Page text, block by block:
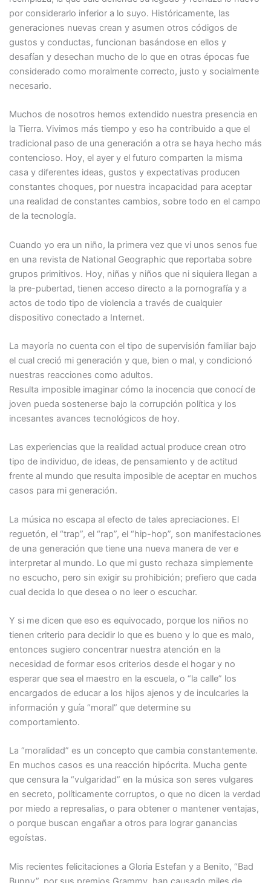
por considerarlo inferior a lo suyo. Históricamente, las
generaciones nuevas crean y asumen otros códigos de
gustos y conductas, funcionan basándose en ellos y
desafían y desechan mucho de lo que en otras épocas fue
considerado como moralmente correcto, justo y socialmente
necesario.
Muchos de nosotros hemos extendido nuestra presencia en
la Tierra. Vivimos más tiempo y eso ha contribuido a que el
tradicional paso de una generación a otra se haya hecho más
contencioso. Hoy, el ayer y el futuro comparten la misma
casa y diferentes ideas, gustos y expectativas producen
constantes choques, por nuestra incapacidad para aceptar
una realidad de constantes cambios, sobre todo en el campo
de la tecnología.
Cuando yo era un niño, la primera vez que vi unos senos fue
en una revista de National Geographic que reportaba sobre
grupos primitivos. Hoy, niñas y niños que ni siquiera llegan a
la pre-pubertad, tienen acceso directo a la pornografía y a
actos de todo tipo de violencia a través de cualquier
dispositivo conectado a Internet.
La mayoría no cuenta con el tipo de supervisión familiar bajo
el cual creció mi generación y que, bien o mal, y condicionó
nuestras reacciones como adultos.
Resulta imposible imaginar cómo la inocencia que conocí de
joven pueda sostenerse bajo la corrupción política y los
incesantes avances tecnológicos de hoy.
Las experiencias que la realidad actual produce crean otro
tipo de individuo, de ideas, de pensamiento y de actitud
frente al mundo que resulta imposible de aceptar en muchos
casos para mi generación.
La música no escapa al efecto de tales apreciaciones. El
reguetón, el “trap”, el “rap”, el “hip-hop”, son manifestaciones
de una generación que tiene una nueva manera de ver e
interpretar al mundo. Lo que mi gusto rechaza simplemente
no escucho, pero sin exigir su prohibición; prefiero que cada
cual decida lo que desea o no leer o escuchar.
Y si me dicen que eso es equivocado, porque los niños no
tienen criterio para decidir lo que es bueno y lo que es malo,
entonces sugiero concentrar nuestra atención en la
necesidad de formar esos criterios desde el hogar y no
esperar que sea el maestro en la escuela, o “la calle” los
encargados de educar a los hijos ajenos y de inculcarles la
información y guía “moral” que determine su
comportamiento.
La “moralidad” es un concepto que cambia constantemente.
En muchos casos es una reacción hipócrita. Mucha gente
que censura la “vulgaridad” en la música son seres vulgares
en secreto, políticamente corruptos, o que no dicen la verdad
por miedo a represalias, o para obtener o mantener ventajas,
o porque buscan engañar a otros para lograr ganancias
egoístas.
Mis recientes felicitaciones a Gloria Estefan y a Benito, “Bad